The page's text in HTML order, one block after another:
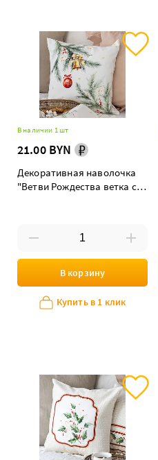
В наличии 1 шт
21.00 BYN
Декоративная наволочка
"Ветви Рождества ветка с
В корзину
Купить в 1 клик